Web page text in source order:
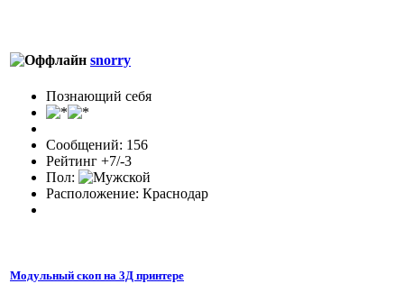
snorry
Познающий себя
Сообщений: 156
Рейтинг +7/-3
Пол:
Расположение: Краснодар
Модульный скоп на 3Д принтере